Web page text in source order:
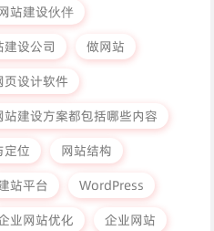
站建设伙伴
建设公司
做网站
页设计软件
站建设方案都包括哪些内容
定位
网站结构
站平台
WordPress
业网站优化
企业网站